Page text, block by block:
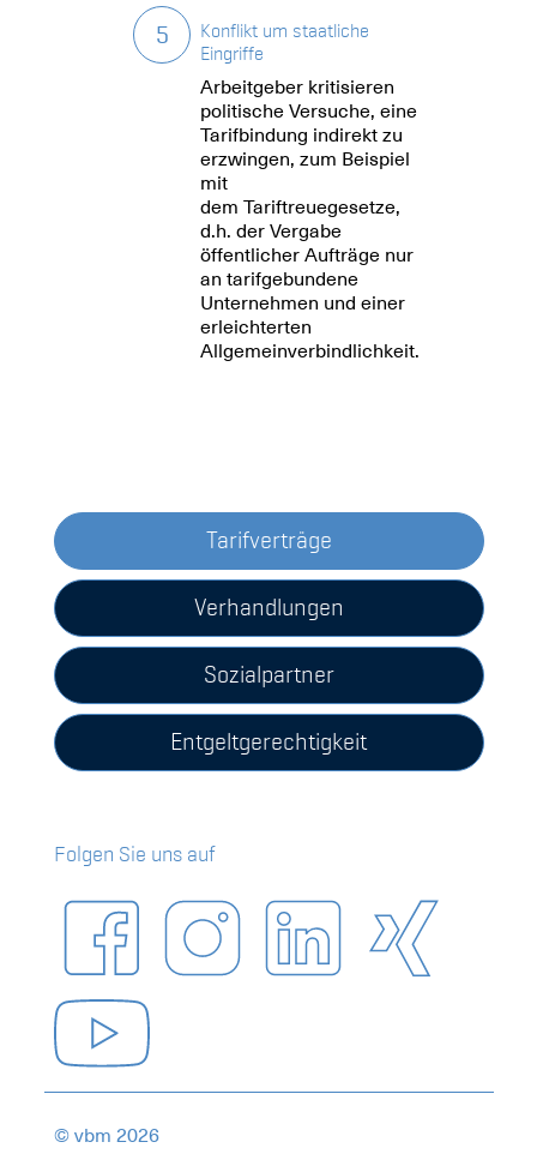
5
Konflikt um staatliche
Eingriffe
Arbeitgeber kritisieren
politische Versuche, eine
Tarifbindung indirekt zu
erzwingen, zum Beispiel
mit
dem Tariftreuegesetze,
d.h. der Vergabe
öffentlicher Aufträge nur
an tarifgebundene
Unternehmen und einer
erleichterten
Allgemeinverbindlichkeit.
Tarifverträge
Verhandlungen
Sozialpartner
Entgeltgerechtigkeit
Folgen Sie uns auf
© vbm 2026